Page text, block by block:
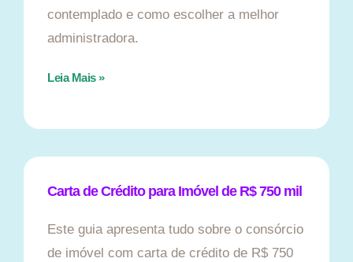
contemplado e como escolher a melhor
administradora.
Leia Mais »
Carta de Crédito para Imóvel de R$ 750 mil
Este guia apresenta tudo sobre o consórcio
de imóvel com carta de crédito de R$ 750